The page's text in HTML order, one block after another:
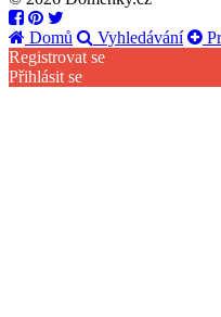
Domů Vyhledávání
Registrovat se
Přihlásit se